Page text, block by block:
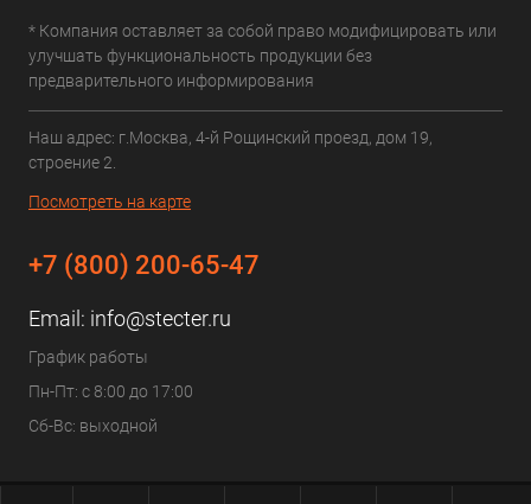
* Компания оставляет за собой право модифицировать или
улучшать функциональность продукции без
предварительного информирования
Наш адрес: г.Москва, 4-й Рощинский проезд, дом 19,
строение 2.
Посмотреть на карте
+7 (800) 200-65-47
Email: info@stecter.ru
График работы
Пн-Пт: с 8:00 до 17:00
Сб-Вс: выходной